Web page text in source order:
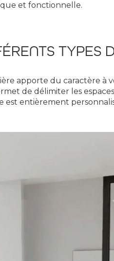
et fonctionnelle.
TYPES
apporte du caractère à
de délimiter les
est entièrement